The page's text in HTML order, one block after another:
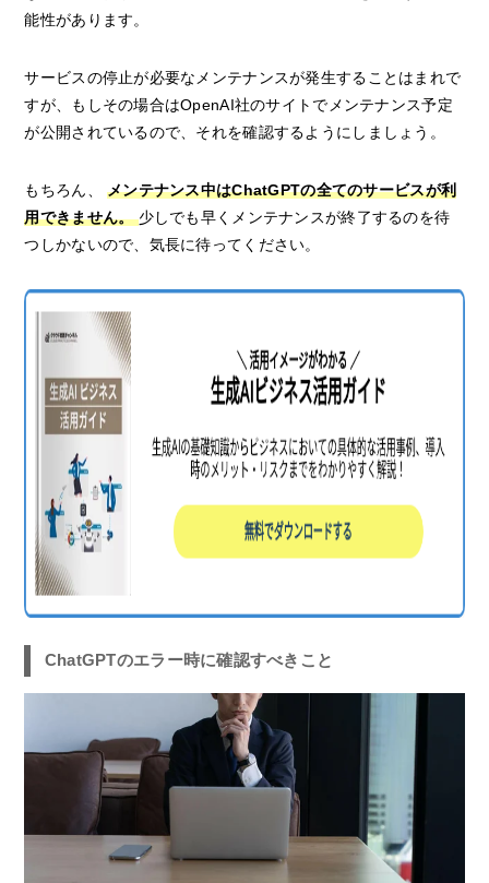
能性があります。
サービスの停止が必要なメンテナンスが発生することはまれで
すが、もしその場合はOpenAI社のサイトでメンテナンス予定
が公開されているので、それを確認するようにしましょう。
もちろん、メンテナンス中はChatGPTの全てのサービスが利
用できません。少しでも早くメンテナンスが終了するのを待
つしかないので、気長に待ってください。
ChatGPTのエラー時に確認すべきこと